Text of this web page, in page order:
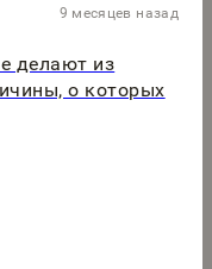
9 месяцев назад
делают из
о которых